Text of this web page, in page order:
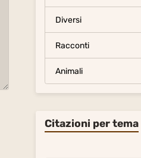
Diversi
Racconti
Animali
Citazioni per tema